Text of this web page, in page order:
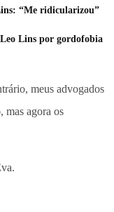
“Me ridicularizou”
Lins por gordofobia
meus advogados
mas agora os